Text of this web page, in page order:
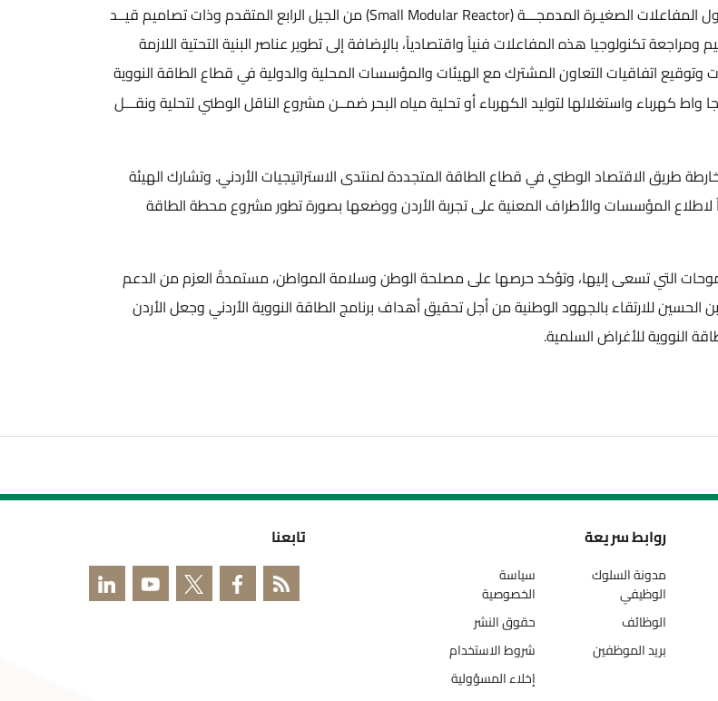
قامــت الهيئــة بإعداد دراسات فنيــة وأخرى للـجدوى الاقتصاديــة حــول المفاعلات الصغيـرة المدمجـــة (Small Modular Reactor) من الجيل الرابع المتقدم وذات تصاميم قيــد
المفاعلات فنياً واقتصادياً، بالإضافة إلى تطوير عناصر البنية التحتية اللازمة
المشترك مع الهيئات والمؤسسات المحلية والدولية في قطاع الطاقة النووية
لتوليد الكهرباء أو تحلية مياه البحر ضمــن مشروع الناقل الوطني لتحلية ونقـــل
في قطاع الطاقة المتجددة لمنتدى الاستراتيجيات الأردني. وتشارك الهيئة
المعنية على تجربة الأردن ووضعها بصورة تطور مشروع محطة الطاقة
وتؤكد حرصها على مصلحة الوطن وسلامة المواطن، مستمدةً العزم من الدعم
بالجهود الوطنية من أجل تحقيق أهداف برنامج الطاقة النووية الأردني وجعل الأردن
السلمية.
سياسة
الخصوصية
حقوق النشر
شروط الاستخدام